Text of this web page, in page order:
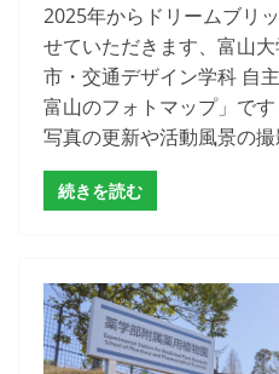
2025年からドリームブリ
せていただきます、富山
市・交通デザイン学科 自
富山のフォトマップ」で
写真の更新や活動風景の
続きを読む